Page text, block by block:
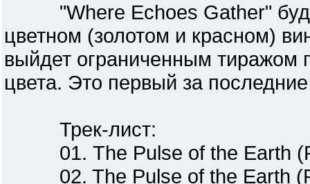
"Where Echoes Gather"
цветном (золотом и красном)
выйдет ограниченным тиражом
цвета. Это первый за
Трек-лист:
01. The Pulse of the Earth
02. The Pulse of the Earth